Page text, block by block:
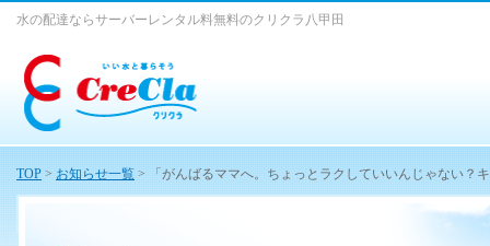
水の配達ならサーバーレンタル料無料のクリクラ八甲田
TOP > お知らせ一覧 > 「がんばるママへ。ちょっとラクしていいんじゃない？